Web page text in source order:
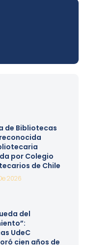
de Bibliotecas
por Colegio
de Chile
2026
del
UdeC
cien años de